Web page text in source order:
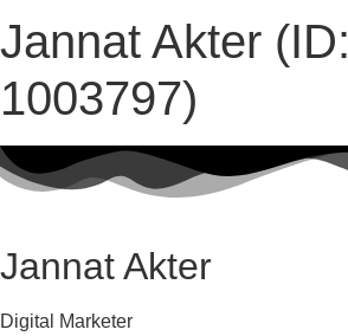
Jannat Akter (ID:
1003797)
Jannat Akter
Digital Marketer